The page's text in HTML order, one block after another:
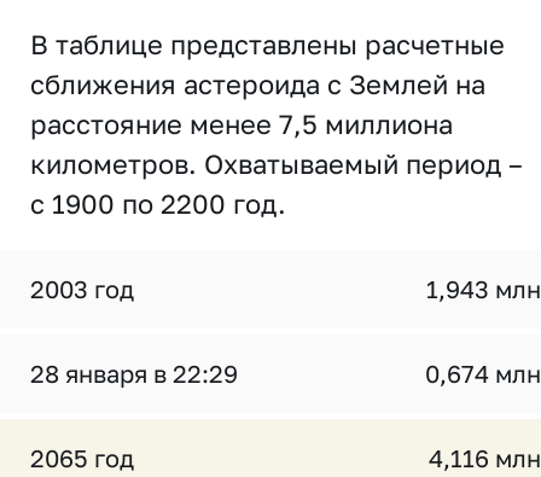
В таблице представлены расчетные
сближения астероида с Землей на
расстояние менее 7,5 миллиона
километров. Охватываемый период –
с 1900 по 2200 год.
2003 год 1,943
28 января в 22:29 0,674
2065 год 4,116